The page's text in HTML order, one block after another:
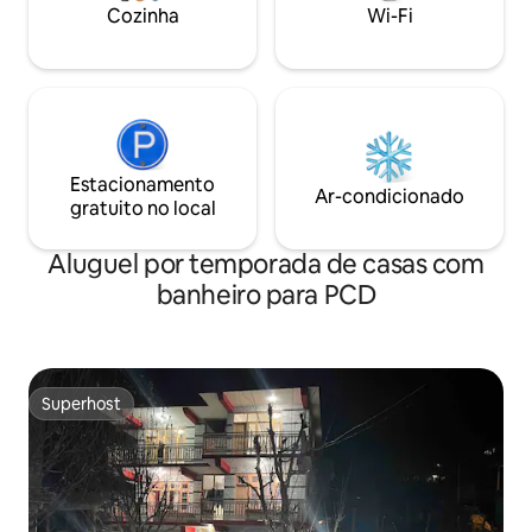
Cozinha Wi-Fi
Estacionamento
gratuito no local
Ar-condicionado
Aluguel por temporada de casas com
banheiro para PCD
Superhost
Superhost